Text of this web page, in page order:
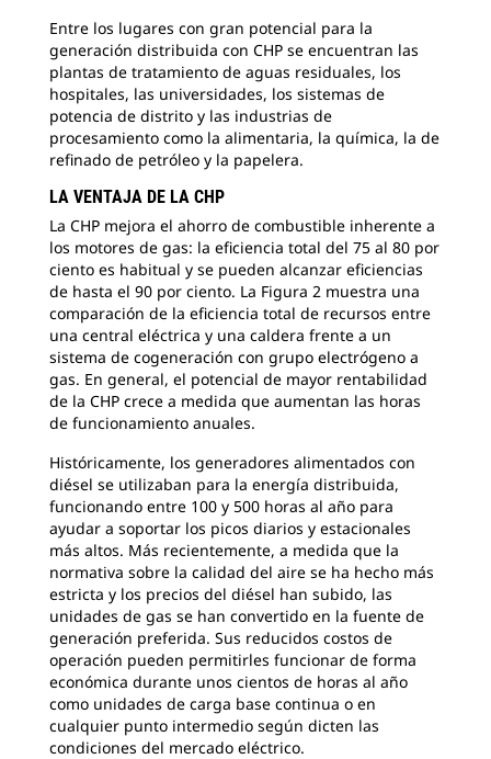
Entre los lugares con gran potencial para la
generación distribuida con CHP se encuentran las
plantas de tratamiento de aguas residuales, los
hospitales, las universidades, los sistemas de
potencia de distrito y las industrias de
procesamiento como la alimentaria, la química, la de
refinado de petróleo y la papelera.
LA VENTAJA DE LA CHP
La CHP mejora el ahorro de combustible inherente a
los motores de gas: la eficiencia total del 75 al 80 por
ciento es habitual y se pueden alcanzar eficiencias
de hasta el 90 por ciento. La Figura 2 muestra una
comparación de la eficiencia total de recursos entre
una central eléctrica y una caldera frente a un
sistema de cogeneración con grupo electrógeno a
gas. En general, el potencial de mayor rentabilidad
de la CHP crece a medida que aumentan las horas
de funcionamiento anuales.
Históricamente, los generadores alimentados con
diésel se utilizaban para la energía distribuida,
funcionando entre 100 y 500 horas al año para
ayudar a soportar los picos diarios y estacionales
más altos. Más recientemente, a medida que la
normativa sobre la calidad del aire se ha hecho más
estricta y los precios del diésel han subido, las
unidades de gas se han convertido en la fuente de
generación preferida. Sus reducidos costos de
operación pueden permitirles funcionar de forma
económica durante unos cientos de horas al año
como unidades de carga base continua o en
cualquier punto intermedio según dicten las
condiciones del mercado eléctrico.